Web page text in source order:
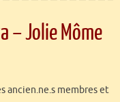
– Jolie Môme
ancien.ne.s membres et